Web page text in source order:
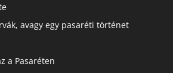
avagy egy pasaréti történet
a Pasaréten